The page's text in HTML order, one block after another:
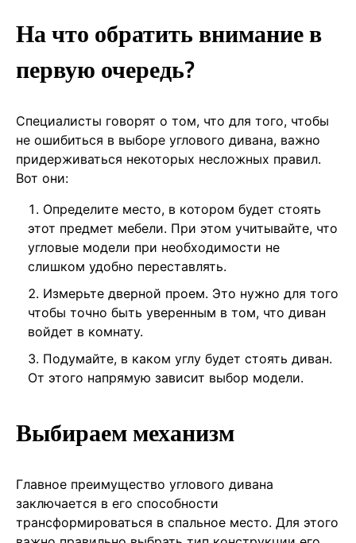
На что обратить внимание в
первую очередь?
Специалисты говорят о том, что для того, чтобы
не ошибиться в выборе углового дивана, важно
придерживаться некоторых несложных правил.
Вот они:
Определите место, в котором будет стоять
этот предмет мебели. При этом учитывайте, что
угловые модели при необходимости не
слишком удобно переставлять.
Измерьте дверной проем. Это нужно для того
чтобы точно быть уверенным в том, что диван
войдет в комнату.
Подумайте, в каком углу будет стоять диван.
От этого напрямую зависит выбор модели.
Выбираем механизм
Главное преимущество углового дивана
заключается в его способности
трансформироваться в спальное место. Для этого